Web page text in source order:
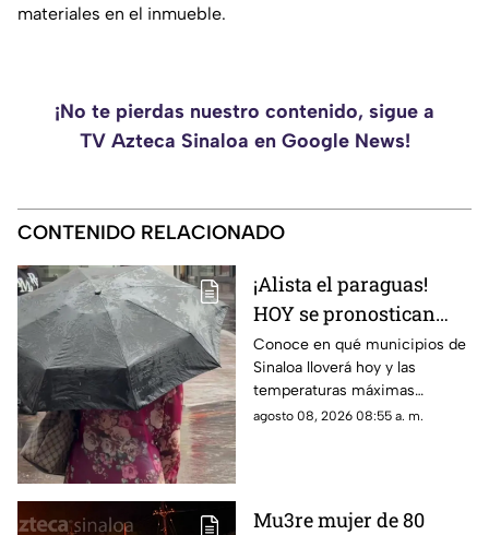
materiales en el inmueble.
¡No te pierdas nuestro contenido, sigue a
TV Azteca Sinaloa en Google News!
CONTENIDO RELACIONADO
¡Alista el paraguas!
HOY se pronostican
LLUVIAS INTENSAS en
estos municipios de
Sinaloa
Conoce en qué municipios de
Sinaloa lloverá hoy y las
temperaturas máximas
esperadas: este es el
agosto 08, 2026 08:55 a. m.
Mu3re mujer de 80